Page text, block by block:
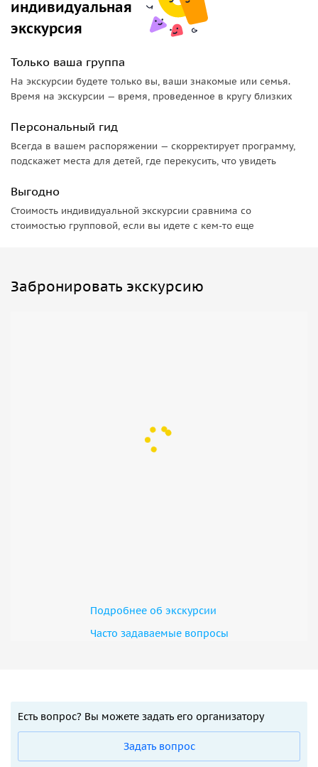
индивидуальная
экскурсия
Только ваша группа
На экскурсии будете только вы, ваши знакомые или семья.
Время на экскурсии — время, проведенное в кругу близких
Персональный гид
Всегда в вашем распоряжении — скорректирует программу,
подскажет места для детей, где перекусить, что увидеть
Выгодно
Стоимость индивидуальной экскурсии сравнима со
стоимостью групповой, если вы идете с кем-то еще
Забронировать экскурсию
Подробнее об экскурсии
Часто задаваемые вопросы
Есть вопрос? Вы можете задать его организатору
Задать вопрос